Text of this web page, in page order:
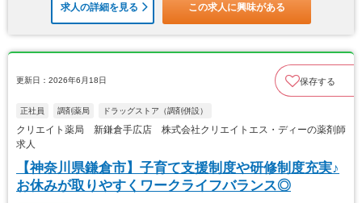
求人の詳細を見る この求人に興味がある
更新日：2026年6月18日 保存する
正社員 調剤薬局 ドラッグストア（調剤併設）
クリエイト薬局 新鎌倉手広店 株式会社クリエイトエス・ディーの薬剤師
求人
【神奈川県鎌倉市】子育て支援制度や研修制度充実♪
お休みが取りやすくワークライフバランス◎